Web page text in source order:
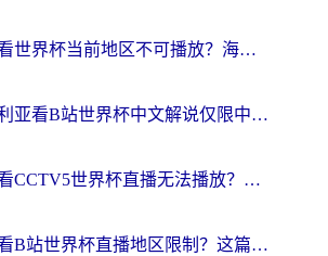
在美国看世界杯当前地区不可播放？海外党体育观赛终极指南来了！
在澳大利亚看B站世界杯中文解说仅限中国大陆？这篇指南帮你打破限制看遍赛事
在海外看CCTV5世界杯直播无法播放？这篇指南让你和国内球迷同步呐喊
在韩国看B站世界杯直播地区限制？这篇指南让你告别“当前地区不可播放”